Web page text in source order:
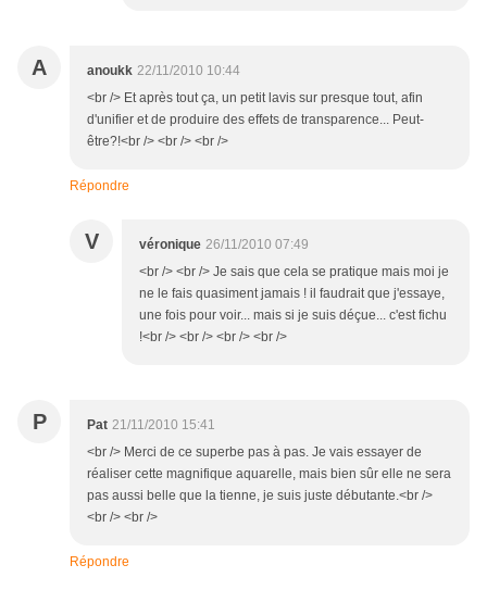
A anoukk 22/11/2010 10:44
<br /> Et après tout ça, un petit lavis sur presque tout, afin
d'unifier et de produire des effets de transparence... Peut-
être?!<br /> <br /> <br />
Répondre
V véronique 26/11/2010 07:49
<br /> <br /> Je sais que cela se pratique mais moi je
ne le fais quasiment jamais ! il faudrait que j'essaye,
une fois pour voir... mais si je suis déçue... c'est fichu
!<br /> <br /> <br /> <br />
P Pat 21/11/2010 15:41
<br /> Merci de ce superbe pas à pas. Je vais essayer de
réaliser cette magnifique aquarelle, mais bien sûr elle ne sera
pas aussi belle que la tienne, je suis juste débutante.<br />
<br /> <br />
Répondre